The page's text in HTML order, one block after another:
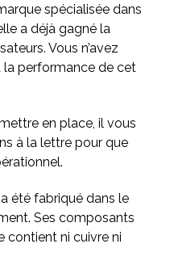
spécialisée dans
a déjà gagné la
Vous n’avez
la performance de cet
en place, il vous
à la lettre pour que
été fabriqué dans le
Ses composants
contient ni cuivre ni